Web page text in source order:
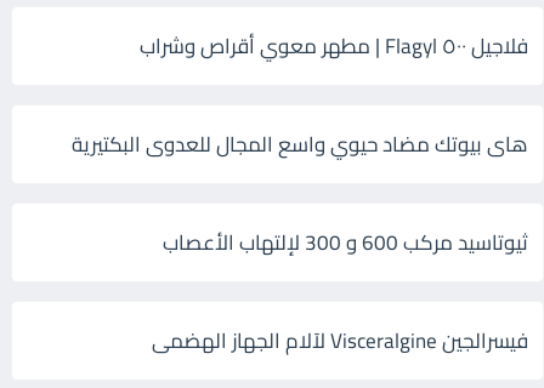
فلاجيل ٥٠٠ Flagyl | مطهر معوي أقراص وشراب
هاى بيوتك مضاد حيوي واسع المجال للعدوى البكتيرية
ثيوتاسيد مركب 600 و 300 لإلتهاب الأعصاب
فيسرالجين Visceralgine لآلام الجهاز الهضمى